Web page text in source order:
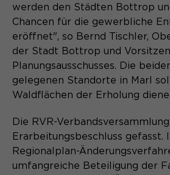
werden den Städten Bottrop
Chancen für die gewerbliche
eröffnet", so Bernd Tischler,
der Stadt Bottrop und
Planungsausschusses. Die
gelegenen Standorte in Marl
Waldflächen der Erholung
Die RVR-
Erarbeitungsbeschluss gefasst.
Regionalplan-
umfangreiche Beteiligung der